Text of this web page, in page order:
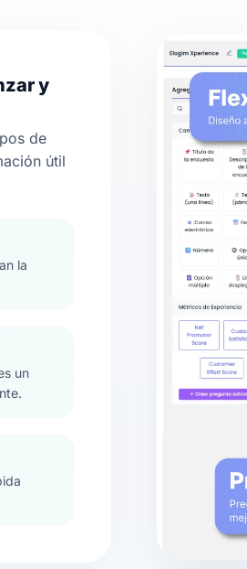
y
de
útil
la
un